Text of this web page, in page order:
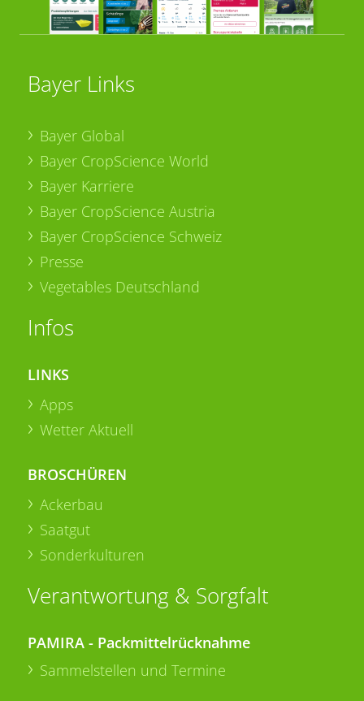
Bayer Links
Bayer Global
Bayer CropScience World
Bayer Karriere
Bayer CropScience Austria
Bayer CropScience Schweiz
Presse
Vegetables Deutschland
Infos
LINKS
Apps
Wetter Aktuell
BROSCHÜREN
Ackerbau
Saatgut
Sonderkulturen
Verantwortung & Sorgfalt
PAMIRA - Packmittelrücknahme
Sammelstellen und Termine